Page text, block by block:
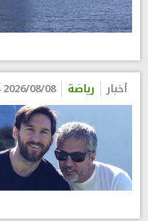
أخبار رياضة 2026/08/08 13:44